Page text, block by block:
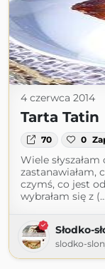
4 czerwca 2014
Tarta Tatin
70 0
Wiele
zastanawiałam,
czymś, co jest
wybrałam się z
Słodko-
slodko-